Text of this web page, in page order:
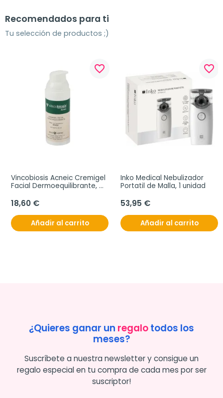
Recomendados para ti
Tu selección de productos ;)
favorite_border
Vincobiosis Acneic Cremigel
Facial Dermoequilibrante,
18,60 €
Añadir al carrito
favorite_border
Inko Medical Nebulizador
Portatil de Malla, 1 unidad
53,95 €
Añadir al carrito
¿Quieres ganar un regalotodos los
meses?
Suscríbete a nuestra newsletter y consigue un
regalo especial en tu compra de cada mes por ser
suscriptor!